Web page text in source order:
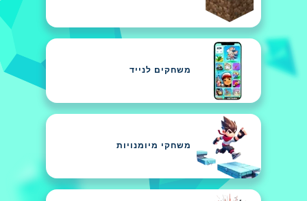
משחקים לנייד
משחקי מיומנויות